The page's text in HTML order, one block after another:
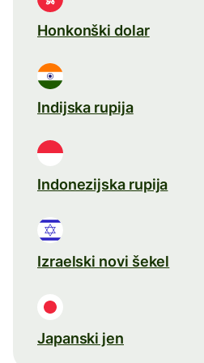
Honkonški dolar
Indijska rupija
Indonezijska rupija
Izraelski novi šekel
Japanski jen